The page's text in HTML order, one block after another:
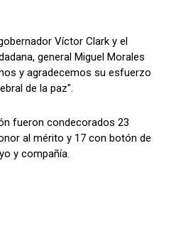
Víctor Clark y el
general Miguel Morales
y agradecemos su esfuerzo
de la paz".
fueron condecorados 23
al mérito y 17 con botón de
y compañía.